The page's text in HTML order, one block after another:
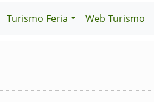
Turismo Feria Web Turismo